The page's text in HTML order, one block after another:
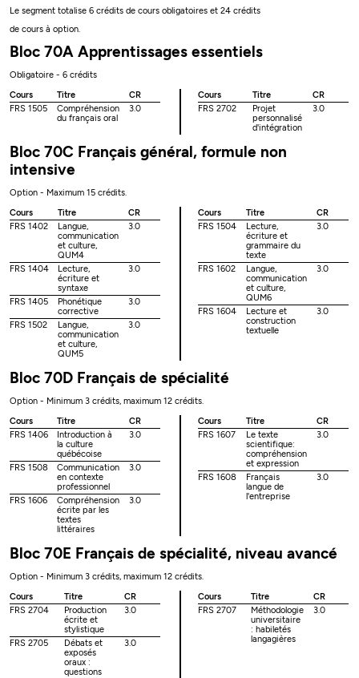
Le segment totalise 6 crédits de cours obligatoires et 24 crédits
de cours à option.
Bloc 70A Apprentissages essentiels
Obligatoire - 6 crédits
Cours
Titre
CR
FRS 1505
Compréhension
du français oral
3.0
Cours Titre
CR
FRS 2702
Projet
personnalisé
d'intégration
3.0
Bloc 70C Français général, formule non
intensive
Option - Maximum 15 crédits.
Cours
Titre
CR
FRS 1402
Langue,
communication
et culture,
QUM4
3.0
FRS 1404
Lecture,
écriture et
syntaxe
3.0
FRS 1405
Phonétique
corrective
3.0
FRS 1502
Langue,
communication
et culture,
QUM5
3.0
Cours Titre
CR
FRS 1504
Lecture,
écriture et
grammaire du
texte
3.0
FRS 1602
Langue,
communication
et culture,
QUM6
3.0
FRS 1604
Lecture et
construction
textuelle
3.0
Bloc 70D Français de spécialité
Option - Minimum 3 crédits, maximum 12 crédits.
Cours
Titre
CR
FRS 1406
Introduction à
la culture
québécoise
3.0
FRS 1508
Communication
en contexte
professionnel
3.0
FRS 1606
Compréhension
écrite par les
textes
littéraires
3.0
Cours Titre
CR
FRS 1607
Le texte
scientifique:
compréhension
et expression
3.0
FRS 1608
Français
langue de
l'entreprise
3.0
Bloc 70E Français de spécialité, niveau avancé
Option - Minimum 3 crédits, maximum 12 crédits.
Cours
Titre
CR
FRS 2704
Production
écrite et
stylistique
3.0
FRS 2705
Débats et
exposés
oraux :
questions
3.0
Cours Titre
CR
FRS 2707
Méthodologie
universitaire
: habiletés
langagières
3.0